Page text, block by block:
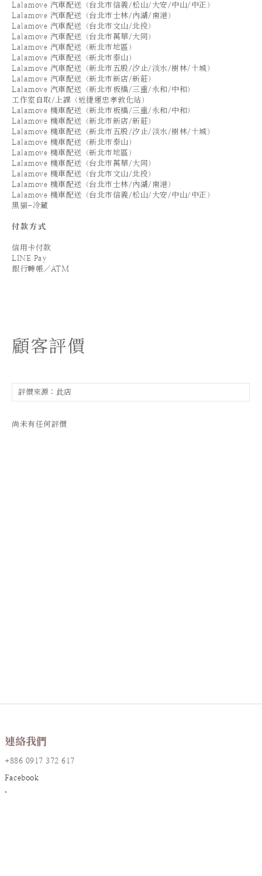
Lalamove 汽車配送（台北市信義/松山/大安/中山/中正）
Lalamove 汽車配送（台北市士林/內湖/南港）
Lalamove 汽車配送（台北市文山/北投）
Lalamove 汽車配送（台北市萬華/大同）
Lalamove 汽車配送（新北市地區）
Lalamove 汽車配送（新北市泰山）
Lalamove 汽車配送（新北市五股/汐止/淡水/樹林/土城）
Lalamove 汽車配送（新北市新店/新莊）
Lalamove 汽車配送（新北市板橋/三重/永和/中和）
工作室自取/上課（近捷運忠孝敦化站）
Lalamove 機車配送（新北市板橋/三重/永和/中和）
Lalamove 機車配送（新北市新店/新莊）
Lalamove 機車配送（新北市五股/汐止/淡水/樹林/土城）
Lalamove 機車配送（新北市泰山）
Lalamove 機車配送（新北市地區）
Lalamove 機車配送（台北市萬華/大同）
Lalamove 機車配送（台北市文山/北投）
Lalamove 機車配送（台北市士林/內湖/南港）
Lalamove 機車配送（台北市信義/松山/大安/中山/中正）
黑貓-冷藏
付款方式
信用卡付款
LINE Pay
銀行轉帳／ATM
顧客評價
尚未有任何評價
連絡我們
+886 0917 372 617
Facebook
Instagram